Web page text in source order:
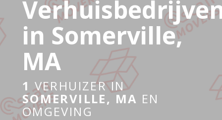
in Somerville,
MA
1 VERHUIZER IN
SOMERVILLE, MA EN
OMGEVING